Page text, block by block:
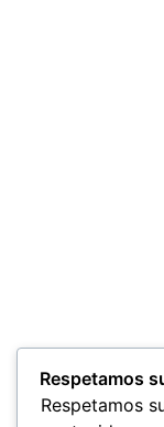
Respetamos
Respetamos